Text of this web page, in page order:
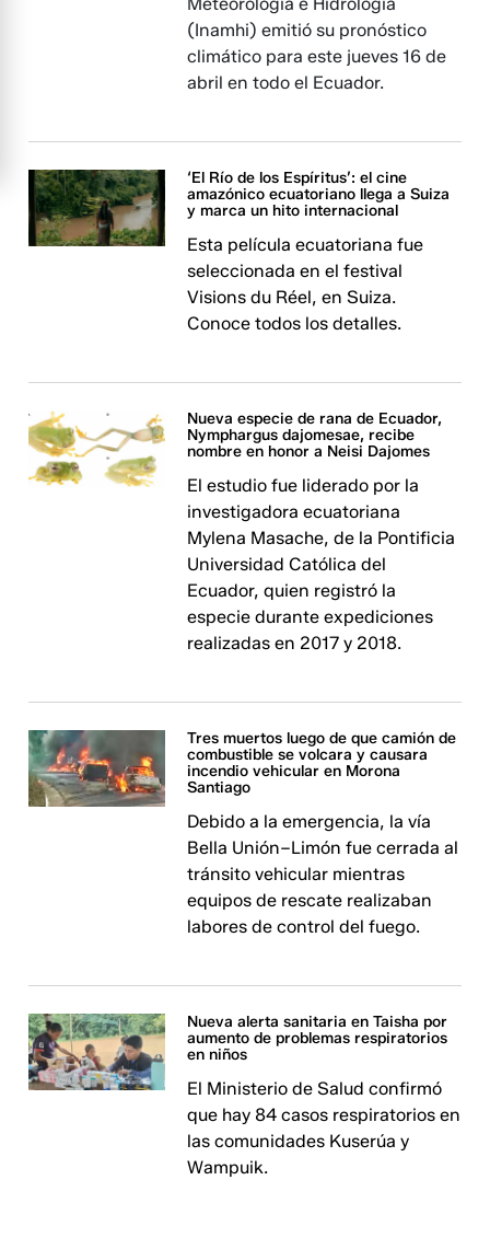
(Inamhi) emitió su pronóstico
climático para este jueves 16 de
abril en todo el Ecuador.
‘El Río de los Espíritus’: el cine
amazónico ecuatoriano llega a Suiza
y marca un hito internacional
Esta película ecuatoriana fue
seleccionada en el festival
Visions du Réel, en Suiza.
Conoce todos los detalles.
Nueva especie de rana de Ecuador,
Nymphargus dajomesae, recibe
nombre en honor a Neisi Dajomes
El estudio fue liderado por la
investigadora ecuatoriana
Mylena Masache, de la Pontificia
Universidad Católica del
Ecuador, quien registró la
especie durante expediciones
realizadas en 2017 y 2018.
Tres muertos luego de que camión de
combustible se volcara y causara
incendio vehicular en Morona
Santiago
Debido a la emergencia, la vía
Bella Unión–Limón fue cerrada al
tránsito vehicular mientras
equipos de rescate realizaban
labores de control del fuego.
Nueva alerta sanitaria en Taisha por
aumento de problemas respiratorios
en niños
El Ministerio de Salud confirmó
que hay 84 casos respiratorios en
las comunidades Kuserúa y
Wampuik.